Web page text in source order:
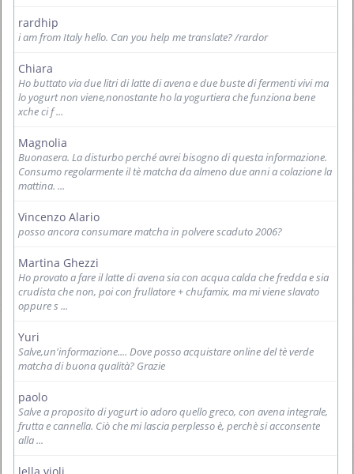
rardhip
i am from Italy hello. Can you help me translate? /rardor
Chiara
Ho buttato via due litri di latte di avena e due buste di fermenti vivi ma
lo yogurt non viene,nonostante ho la yogurtiera che funziona bene
xche ci f ...
Magnolia
Buonasera. La disturbo perché avrei bisogno di questa informazione.
Consumo regolarmente il tè matcha da almeno due anni a colazione la
mattina. ...
Vincenzo Alario
posso ancora consumare matcha in polvere scaduto 2006?
Martina Ghezzi
Ho provato a fare il latte di avena sia con acqua calda che fredda e sia
crudista che non, poi con frullatore + chufamix, ma mi viene slavato
oppure s ...
Yuri
Salve,un'informazione.... Dove posso acquistare online del tè verde
matcha di buona qualità? Grazie
paolo
Salve a proposito di yogurt io adoro quello greco, con avena integrale,
frutta e cannella. Ciò che mi lascia perplesso è, perchè si acconsente
alla ...